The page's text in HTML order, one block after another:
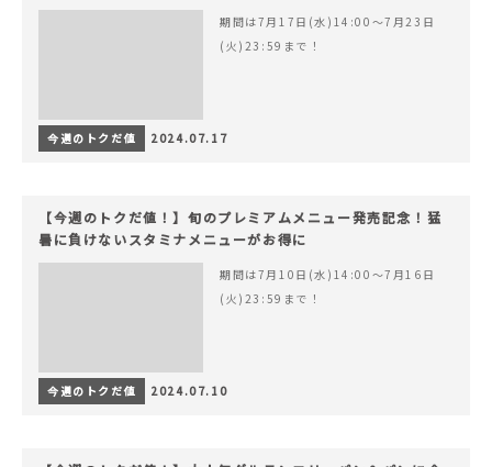
期間は7月17日(水)14:00〜7月23日
(火)23:59まで！
今週のトクだ値 2024.07.17
【今週のトクだ値！】旬のプレミアムメニュー発売記念！猛
暑に負けないスタミナメニューがお得に
期間は7月10日(水)14:00〜7月16日
(火)23:59まで！
今週のトクだ値 2024.07.10